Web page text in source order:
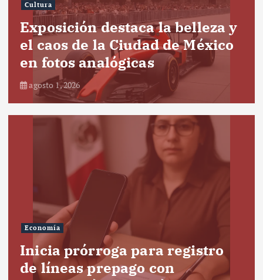
Cultura
Exposición destaca la belleza y
el caos de la Ciudad de México
en fotos analógicas
agosto 1, 2026
Economía
Inicia prórroga para registro
de líneas prepago con